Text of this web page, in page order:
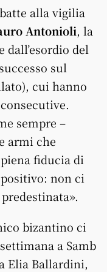
alla vigilia
Antonioli, la
del
sul
cui hanno
sempre –
armi che
fiducia di
positivo: non ci
bizantino ci
a Samb
Elia Ballardini,